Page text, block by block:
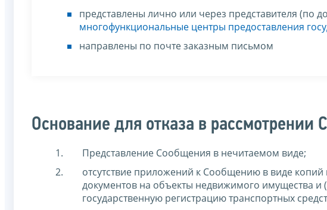
представлены лично или через представителя (по
многофункциональные центры предоставления
направлены по почте заказным письмом
Основание для отказа в рассмотрении
Представление Сообщения в нечитаемом виде;
отсутствие приложений к Сообщению в виде
документов на объекты недвижимого имущества
государственную регистрацию транспортных